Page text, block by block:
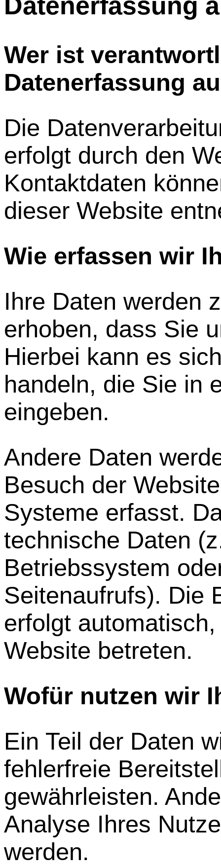
Wer ist
Datenerfassung
Die
erfolgt durch den
Kontaktdaten
dieser Website
Wie erfassen wir
Ihre Daten werden
erhoben, dass Sie
Hierbei kann es
handeln, die Sie in
eingeben.
Andere Daten
Besuch der
Systeme erfasst.
technische Daten
Betriebssystem
Seitenaufrufs). Die
erfolgt
Website betreten.
Wofür nutzen wir
Ein Teil der Daten
fehlerfreie
gewährleisten.
Analyse Ihres
werden.